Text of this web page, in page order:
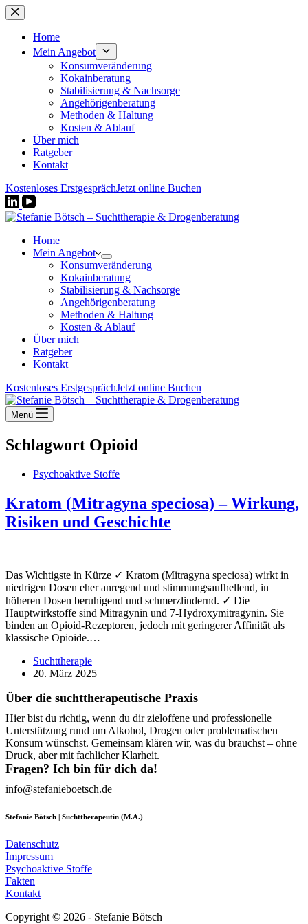
Zum
Inhalt
springenHome
Mein Angebot
Konsumveränderung
Kokainberatung
Stabilisierung & Nachsorge
Angehörigenberatung
Methoden & Haltung
Kosten & Ablauf
Über mich
Ratgeber
Kontakt
Kostenloses ErstgesprächJetzt online Buchen
Home
Mein Angebot
Konsumveränderung
Kokainberatung
Stabilisierung & Nachsorge
Angehörigenberatung
Methoden & Haltung
Kosten & Ablauf
Über mich
Ratgeber
Kontakt
Kostenloses ErstgesprächJetzt online Buchen
Menü
Schlagwort Opioid
Psychoaktive Stoffe
Kratom (Mitragyna speciosa) – Wirkung,
Risiken und Geschichte
Das Wichtigste in Kürze ✓ Kratom (Mitragyna speciosa) wirkt in
niedrigen Dosen eher anregend und stimmungsaufhellend, in
höheren Dosen beruhigend und schmerzlindernd. ✓ Die
Hauptwirkstoffe sind Mitragynin und 7-Hydroxymitragynin. Sie
binden an Opioid-Rezeptoren, jedoch mit geringerer Affinität als
klassische Opioide.…
Suchttherapie
20. März 2025
Über die suchttherapeutische Praxis
Hier bist du richtig, wenn du dir zieloffene und professionelle
Unterstützung rund um Alkohol, Drogen oder problematischen
Konsum wünschst. Gemeinsam klären wir, was du brauchst – ohne
Druck, aber mit fachlicher Klarheit.
Fragen? Ich bin für dich da!
info@stefanieboetsch.de
Stefanie Bötsch | Suchttherapeutin (M.A.)
Datenschutz
Impressum
Psychoaktive Stoffe
Fakten
Kontakt
Copyright © 2026 - Stefanie Bötsch